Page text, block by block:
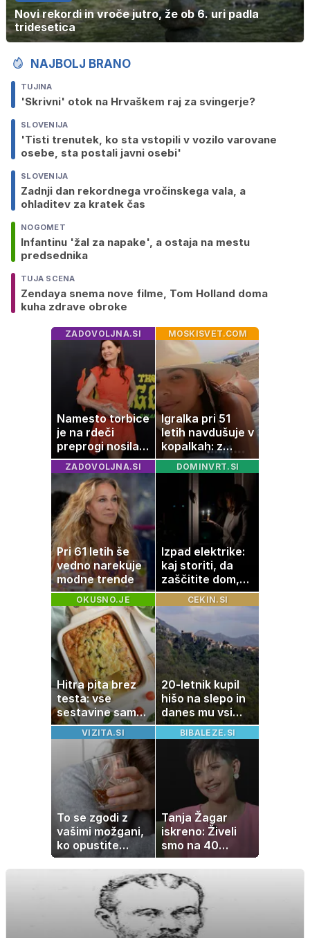
Novi rekordi in vroče jutro, že ob 6. uri padla
tridesetica
NAJBOLJ BRANO
TUJINA
'Skrivni' otok na Hrvaškem raj za svingerje?
SLOVENIJA
'Tisti trenutek, ko sta vstopili v vozilo varovane
osebe, sta postali javni osebi'
SLOVENIJA
Zadnji dan rekordnega vročinskega vala, a
ohladitev za kratek čas
NOGOMET
Infantinu 'žal za napake', a ostaja na mestu
predsednika
TUJA SCENA
Zendaya snema nove filme, Tom Holland doma
kuha zdrave obroke
ZADOVOLJNA.SI
Namesto torbice
je na rdeči
preprogi nosila
ribo
MOSKISVET.COM
Igralka pri 51
letih navdušuje v
kopalkah: z
možem uživa v
romantičnem
poletju
ZADOVOLJNA.SI
Pri 61 letih še
vedno narekuje
modne trende
DOMINVRT.SI
Izpad elektrike:
kaj storiti, da
zaščitite dom,
hrano in
elektronske
naprave
OKUSNO.JE
Hitra pita brez
testa: vse
sestavine samo
zmešate in
pečica opravi
CEKIN.SI
20-letnik kupil
hišo na slepo in
danes mu vsi
zavidajo
VIZITA.SI
To se zgodi z
vašimi možgani,
ko opustite
alkohol
BIBALEZE.SI
Tanja Žagar
iskreno: Živeli
smo na 40
kvadratih, a
imela sem vse,
kar otrok
potrebuje